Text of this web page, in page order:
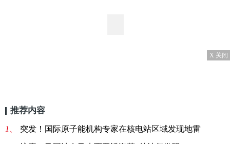
X 关闭
推荐内容
1、 突发！国际原子能机构专家在核电站区域发现地雷